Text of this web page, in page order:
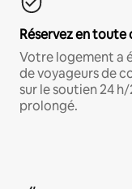
Réservez en
Votre logement a
de voyageurs de
sur le soutien 24
prolongé.